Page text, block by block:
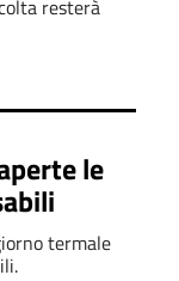
resterà
le
termale